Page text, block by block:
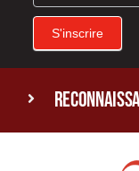
S'inscrire